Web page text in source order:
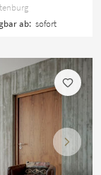
ab: sofort